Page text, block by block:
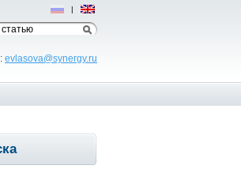
evlasova@synergy.ru
Рус | Eng